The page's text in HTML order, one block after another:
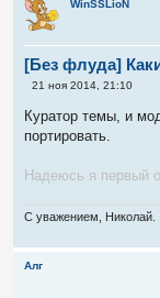
е
WinSSLioN
[Без флуда]
С
б
щ
и
21 ноя 2014, 21:10
Куратор темы, и
портировать.
Надеюсь я первый
С уважением, Николай.
Алг